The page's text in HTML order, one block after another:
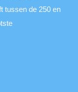
tussen de 250 en